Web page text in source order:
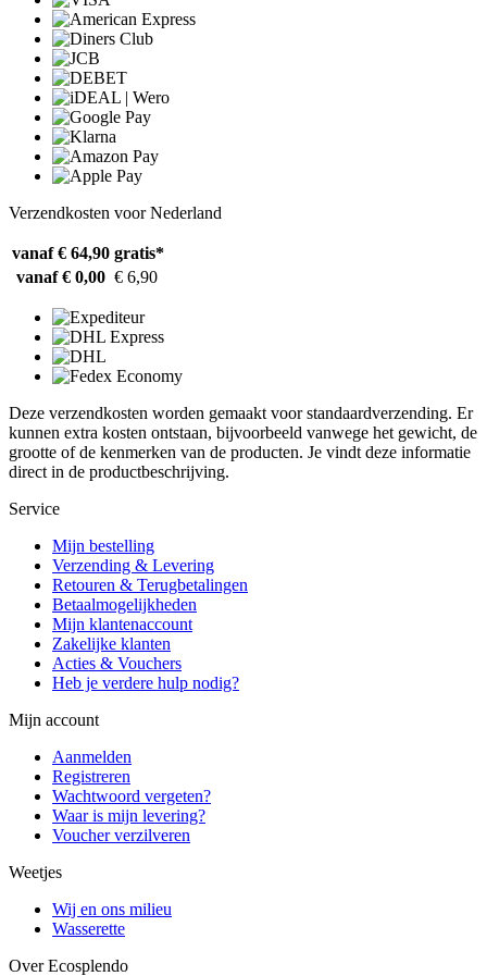
Verzendkosten voor Nederland
vanaf € 64,90 gratis*
vanaf € 0,00 € 6,90
Deze verzendkosten worden gemaakt voor standaardverzending. Er
kunnen extra kosten ontstaan, bijvoorbeeld vanwege het gewicht, de
grootte of de kenmerken van de producten. Je vindt deze informatie
direct in de productbeschrijving.
Service
Mijn bestelling
Verzending & Levering
Retouren & Terugbetalingen
Betaalmogelijkheden
Mijn klantenaccount
Zakelijke klanten
Acties & Vouchers
Heb je verdere hulp nodig?
Mijn account
Aanmelden
Registreren
Wachtwoord vergeten?
Waar is mijn levering?
Voucher verzilveren
Weetjes
Wij en ons milieu
Wasserette
Over Ecosplendo